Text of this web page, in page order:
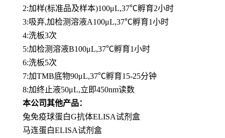
2:加样(标准品及样本)100μL,37℃孵育2小时
3:吸弃,加检测溶液A100μL,37℃孵育1小时
4:洗板3次
5:加检测溶液B100μL,37℃孵育1小时
6:洗板5次
7:加TMB底物90μL,37℃孵育15-25分钟
8:加终止液50μL,立即450nm读数
本公司其他产品：
兔免疫球蛋白G抗体ELISA试剂盒
马连蛋白ELISA试剂盒